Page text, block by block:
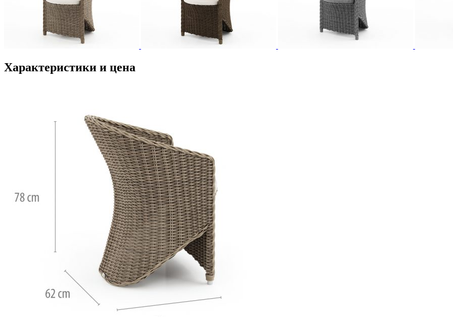
Характеристики и цена